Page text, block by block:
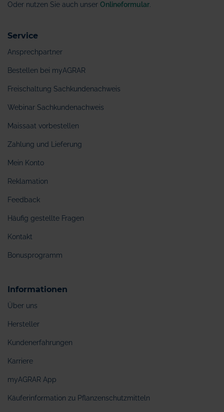
Oder nutzen Sie auch unser Onlineformular
Service
Ansprechpartner
Bestellen bei myAGRAR
Freischaltung Sachkundenachweis
Webinar Sachkundenachweis
Maissaat vorbestellen
Zahlung und Lieferung
Mein Konto
Reklamation
Feedback
Häufig gestellte Fragen
Kontakt
Bonusprogramm
Informationen
Über uns
Hersteller
Kundenerfahrungen
Karriere
myAGRAR App
Käuferinformation zu Pflanzenschutzmitteln